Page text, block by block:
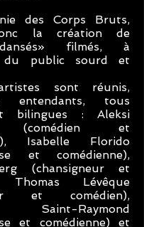
des Corps Bruts,
la création de
filmés, à
du public sourd et
sont réunis,
entendants, tous
bilingues : Aleksi
(comédien et
Isabelle Florido
et comédienne),
(chansigneur et
Thomas Lévêque
et comédien),
Saint-Raymond
et comédienne) et